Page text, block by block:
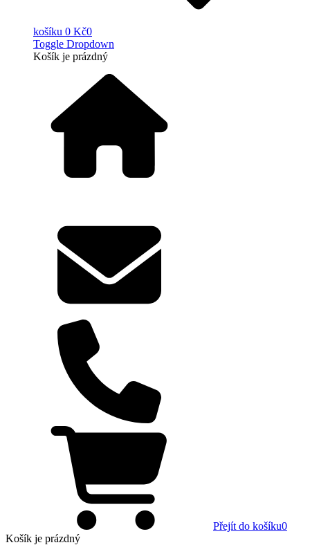
košíku 0 Kč0
Toggle Dropdown
Košík je prázdný
Přejít do košíku0
Košík je prázdný